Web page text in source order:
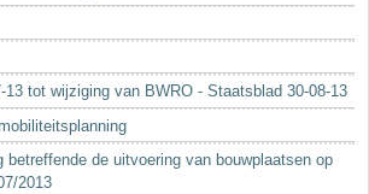
13 tot wijziging van BWRO - Staatsblad 30-08-13
betreffende de uitvoering van bouwplaatsen op
2013